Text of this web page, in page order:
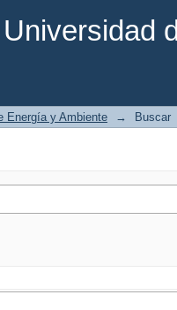
Energía y Ambiente → Buscar